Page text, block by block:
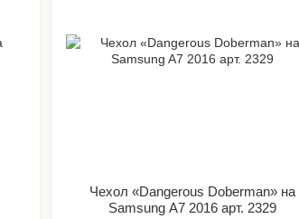
Чехол «Dangerous Doberman» на
Samsung A7 2016 арт. 2329